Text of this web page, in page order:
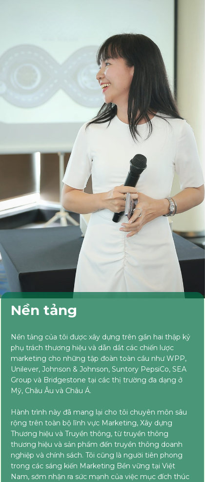
Nền tảng
Nền tảng của tôi được xây dựng trên gần hai thập kỷ
phụ trách thương hiệu và dẫn dắt các chiến lược
marketing cho những tập đoàn toàn cầu như WPP,
Unilever, Johnson & Johnson, Suntory PepsiCo, SEA
Group và Bridgestone tại các thị trường đa dạng ở
Mỹ, Châu Âu và Châu Á.
Hành trình này đã mang lại cho tôi chuyên môn sâu
rộng trên toàn bộ lĩnh vực Marketing, Xây dựng
Thương hiệu và Truyền thông, từ truyền thông
thương hiệu và sản phẩm đến truyền thông doanh
nghiệp và chính sách. Tôi cũng là người tiên phong
trong các sáng kiến Marketing Bền vững tại Việt
Nam, sớm nhận ra sức mạnh của việc mục đích thúc